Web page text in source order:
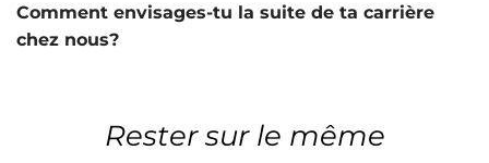
Comment envisages-tu la suite de ta carrière
chez nous?
Rester sur le même